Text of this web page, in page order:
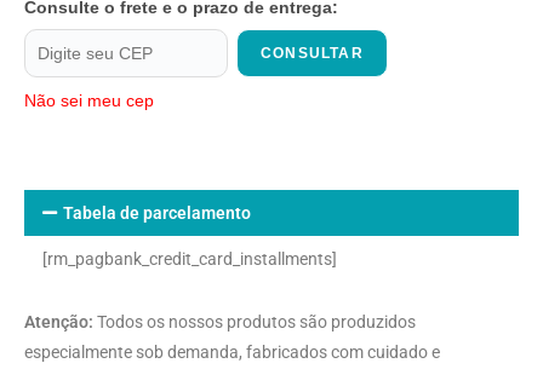
Consulte o frete e o prazo de entrega:
CONSULTAR
Não sei meu cep
Tabela de parcelamento
[rm_pagbank_credit_card_installments]
Atenção: Todos os nossos produtos são produzidos
especialmente sob demanda, fabricados com cuidado e